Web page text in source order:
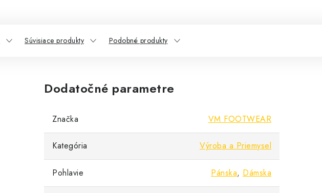
Súvisiace produkty Podobné produkty
Dodatočné parametre
Značka VM FOOTWEAR
Kategória Výroba a Priemysel
Pohlavie Pánska, Dámska